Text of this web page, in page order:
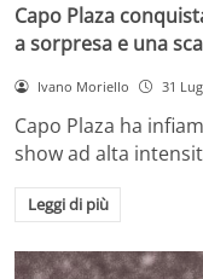
Capo Plaza
a sorpresa e una
Ivano Moriello 31
Capo Plaza ha
show ad alta
Leggi di più